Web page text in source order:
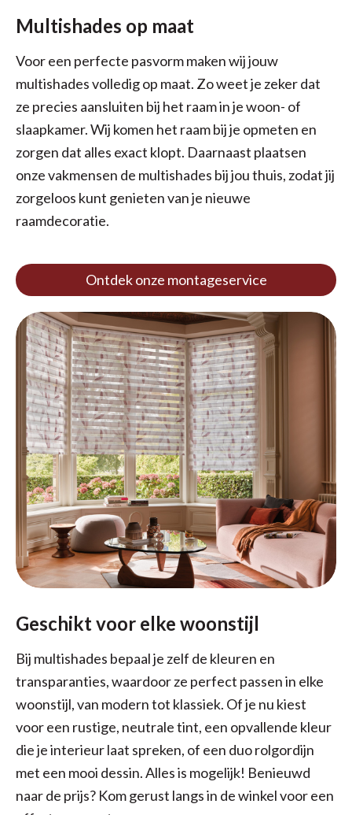
Multishades op maat
Voor een perfecte pasvorm maken wij jouw
multishades volledig op maat. Zo weet je zeker dat
ze precies aansluiten bij het raam in je woon- of
slaapkamer. Wij komen het raam bij je opmeten en
zorgen dat alles exact klopt. Daarnaast plaatsen
onze vakmensen de multishades bij jou thuis, zodat jij
zorgeloos kunt genieten van je nieuwe
raamdecoratie.
Ontdek onze montageservice
Geschikt voor elke woonstijl
Bij multishades bepaal je zelf de kleuren en
transparanties, waardoor ze perfect passen in elke
woonstijl, van modern tot klassiek. Of je nu kiest
voor een rustige, neutrale tint, een opvallende kleur
die je interieur laat spreken, of een duo rolgordijn
met een mooi dessin. Alles is mogelijk! Benieuwd
naar de prijs? Kom gerust langs in de winkel voor een